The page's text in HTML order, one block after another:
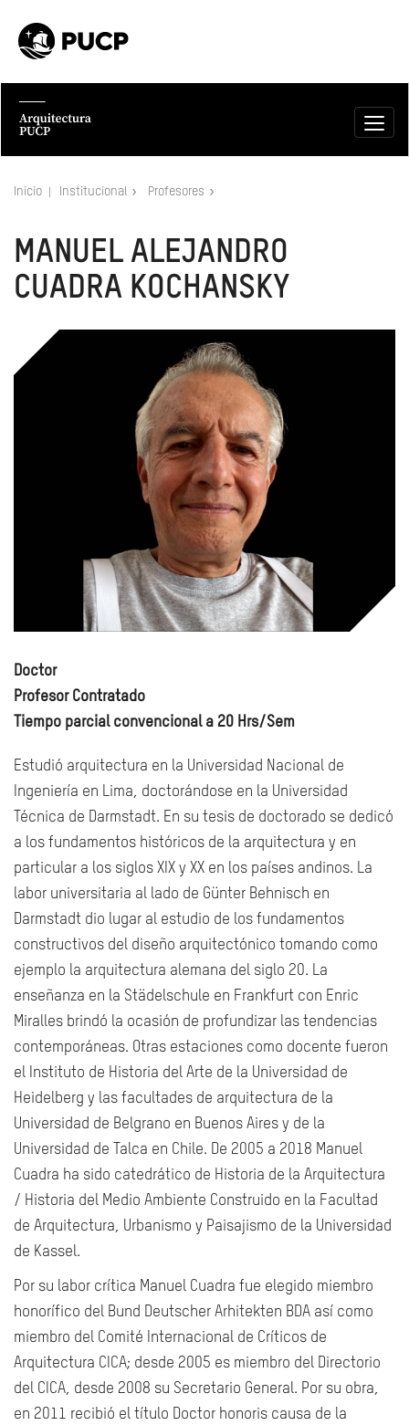
Inicio Institucional Profesores
MANUEL ALEJANDRO
CUADRA KOCHANSKY
Doctor
Profesor Contratado
Tiempo parcial convencional a 20 Hrs/Sem
Estudió arquitectura en la Universidad Nacional de
Ingeniería en Lima, doctorándose en la Universidad
Técnica de Darmstadt. En su tesis de doctorado se dedicó
a los fundamentos históricos de la arquitectura y en
particular a los siglos XIX y XX en los países andinos. La
labor universitaria al lado de Günter Behnisch en
Darmstadt dio lugar al estudio de los fundamentos
constructivos del diseño arquitectónico tomando como
ejemplo la arquitectura alemana del siglo 20. La
enseñanza en la Städelschule en Frankfurt con Enric
Miralles brindó la ocasión de profundizar las tendencias
contemporáneas. Otras estaciones como docente fueron
el Instituto de Historia del Arte de la Universidad de
Heidelberg y las facultades de arquitectura de la
Universidad de Belgrano en Buenos Aires y de la
Universidad de Talca en Chile. De 2005 a 2018 Manuel
Cuadra ha sido catedrático de Historia de la Arquitectura
/ Historia del Medio Ambiente Construido en la Facultad
de Arquitectura, Urbanismo y Paisajismo de la Universidad
de Kassel.
Por su labor crítica Manuel Cuadra fue elegido miembro
honorífico del Bund Deutscher Arhitekten BDA así como
miembro del Comité Internacional de Críticos de
Arquitectura CICA; desde 2005 es miembro del Directorio
del CICA, desde 2008 su Secretario General. Por su obra,
en 2011 recibió el título Doctor honoris causa de la